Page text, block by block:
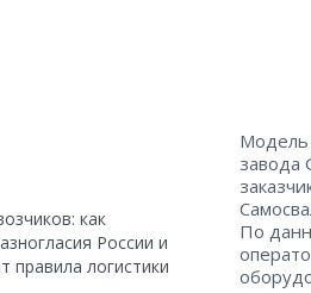
как
России и
правила логистики
Модель
завода
По